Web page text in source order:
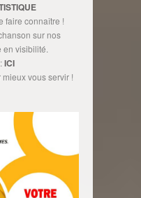
faire connaître !
sur nos
en visibilité.
ICI
vous servir !